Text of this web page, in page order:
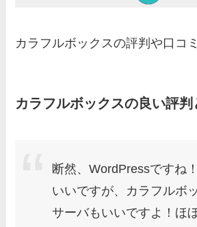
カラフルボックスの評判や口コ
カラフルボックスの良い評判
断然、WordPressですね
いいですが、カラフルボ
サーバもいいですよ！ほ